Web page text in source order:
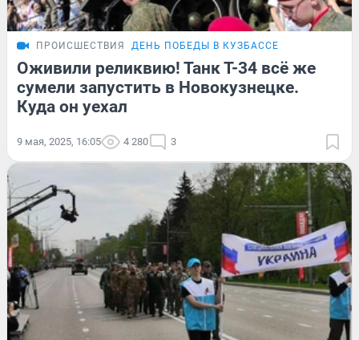
ПРОИСШЕСТВИЯ ДЕНЬ ПОБЕДЫ В КУЗБАССЕ
Оживили реликвию! Танк Т-34 всё же
сумели запустить в Новокузнецке.
Куда он уехал
9 мая, 2025, 16:05 4 280 3